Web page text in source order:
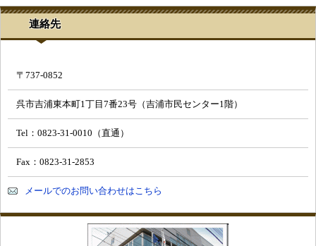
連絡先
〒737-0852
呉市吉浦東本町1丁目7番23号（吉浦市民センター1階）
Tel：0823-31-0010（直通）
Fax：0823-31-2853
メールでのお問い合わせはこちら